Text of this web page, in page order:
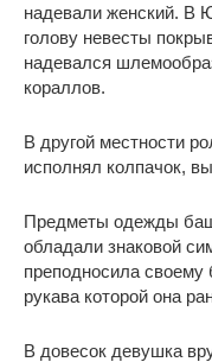
надевали женский. В
голову невесты
надевался
кораллов.
В другой местности
исполнял колпачок,
Предметы одежды
обладали знаковой
преподносила
рукава которой она
В довесок девушка